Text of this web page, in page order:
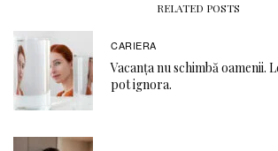
RELATED POSTS
CARIERA
Vacanța nu schimbă oamenii.
pot ignora.